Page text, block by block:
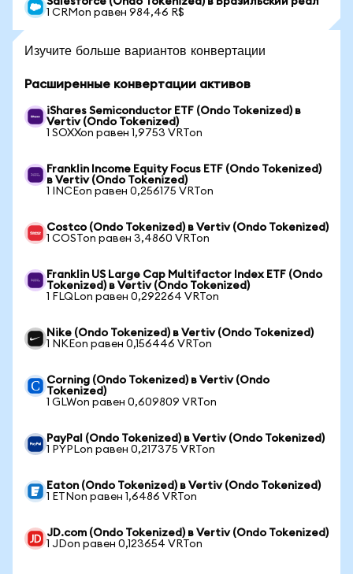
1 CRMon равен 984,46 R$
Изучите больше вариантов конвертации
Расширенные конвертации активов
iShares Semiconductor ETF (Ondo Tokenized) в
Vertiv (Ondo Tokenized)
1 SOXXon равен 1,9753 VRTon
Franklin Income Equity Focus ETF (Ondo Tokenized)
в Vertiv (Ondo Tokenized)
1 INCEon равен 0,256175 VRTon
Costco (Ondo Tokenized) в Vertiv (Ondo Tokenized)
1 COSTon равен 3,4860 VRTon
Franklin US Large Cap Multifactor Index ETF (Ondo
Tokenized) в Vertiv (Ondo Tokenized)
1 FLQLon равен 0,292264 VRTon
Nike (Ondo Tokenized) в Vertiv (Ondo Tokenized)
1 NKEon равен 0,156446 VRTon
Corning (Ondo Tokenized) в Vertiv (Ondo
Tokenized)
1 GLWon равен 0,609809 VRTon
PayPal (Ondo Tokenized) в Vertiv (Ondo Tokenized)
1 PYPLon равен 0,217375 VRTon
Eaton (Ondo Tokenized) в Vertiv (Ondo Tokenized)
1 ETNon равен 1,6486 VRTon
JD.com (Ondo Tokenized) в Vertiv (Ondo Tokenized)
1 JDon равен 0,123654 VRTon